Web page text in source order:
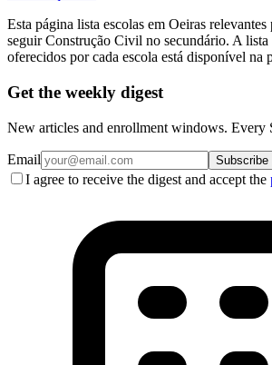
Esta página lista escolas em Oeiras relevantes
seguir Construção Civil no secundário. A lista
oferecidos por cada escola está disponível na
Get the weekly digest
New articles and enrollment windows. Every
Email Subscribe
I agree to receive the digest and accept the